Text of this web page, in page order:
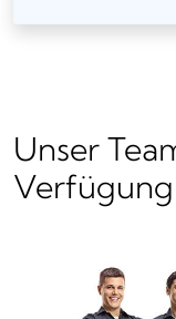
Unser
Verfügung